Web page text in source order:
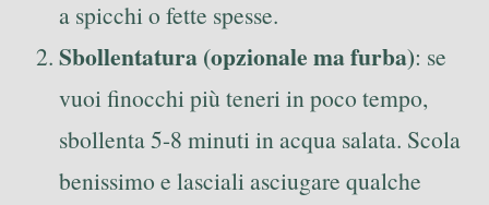
a spicchi o fette spesse.
Sbollentatura (opzionale ma furba): se
vuoi finocchi più teneri in poco tempo,
sbollenta 5-8 minuti in acqua salata. Scola
benissimo e lasciali asciugare qualche